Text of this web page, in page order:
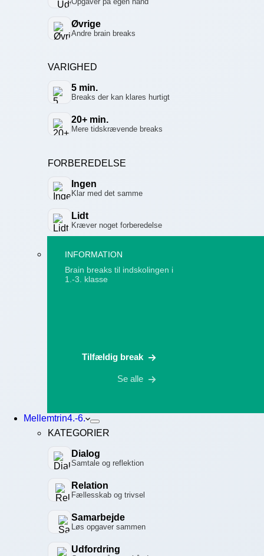
Øvrige
Andre brain breaks
VARIGHED
5 min.
Breaks der kan klares hurtigt
20+ min.
Mere tidskrævende breaks
FORBEREDELSE
Ingen
Klar med det samme
Lidt
Kræver noget forberedelse
INFORMATION
Brain breaks til indskolingen i
1.-3. klasse
Tilfældig break
Se alle
Mellemtrin4.-6.
KATEGORIER
Dialog
Samtale og reflektion
Relation
Fællesskab og trivsel
Samarbejde
Løs opgaver sammen
Udfordring